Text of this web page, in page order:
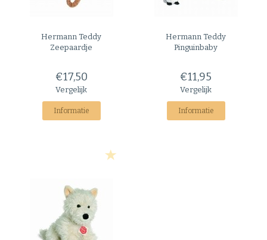
Hermann Teddy
Zeepaardje
€17,50
Vergelijk
Informatie
Hermann Teddy
Pinguinbaby
€11,95
Vergelijk
Informatie